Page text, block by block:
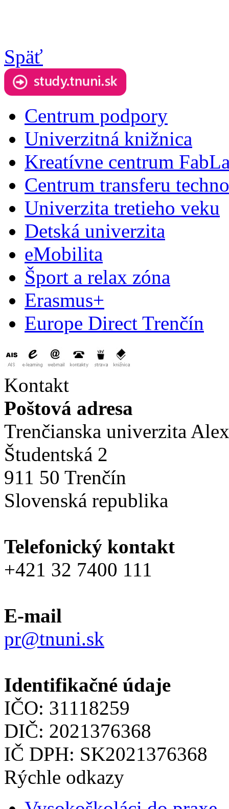
Späť
Centrum podpory
Univerzitná knižnica
Kreatívne centrum
Centrum transferu
Univerzita tretieho veku
Detská univerzita
eMobilita
Šport a relax zóna
Erasmus+
Europe Direct Trenčín
Kontakt
Poštová adresa
Trenčianska univerzita
Študentská 2
911 50 Trenčín
Slovenská republika
Telefonický kontakt
+421 32 7400 111
E-mail
pr@tnuni.sk
Identifikačné údaje
IČO: 31118259
DIČ: 2021376368
IČ DPH: SK2021376368
Rýchle odkazy